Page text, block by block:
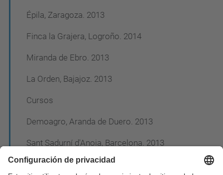
Épila, Zaragoza. 2013
Finca la Grajera, Logroño. 2014
Miranda de Ebro. 2013
La Orden, Bajajoz. 2013
Cursos
Demoagro, Aranda de Duero. 2013
Sant Sadurní d'Anoia, Barcelona. 2013